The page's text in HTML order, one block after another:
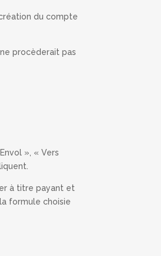
du compte
procèderait pas
», « Vers
à titre payant et
formule choisie